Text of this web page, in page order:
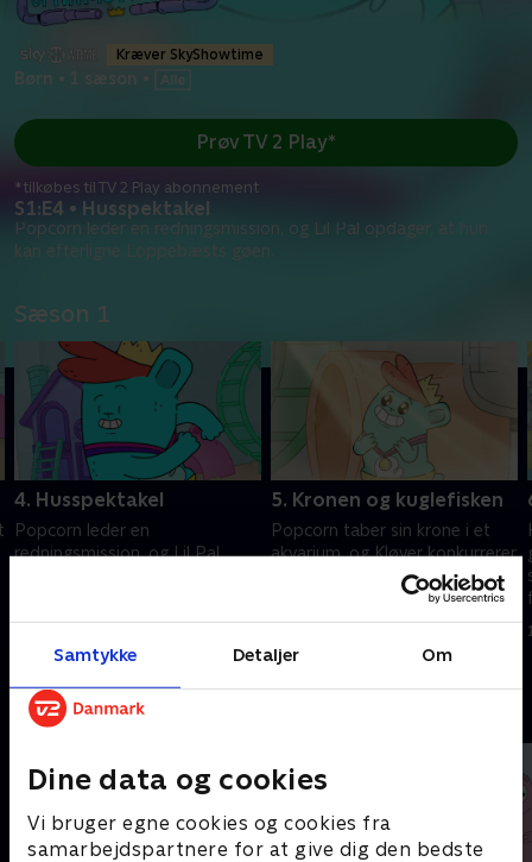
Samtykke Detaljer Om
Dine data og cookies
Vi bruger egne cookies og cookies fra
samarbejdspartnere for at give dig den bedste
Kræver SkyShowtime
Børn • 1 sæson •
S1:E4 • Husspektakel
Popcorn leder en redningsmission, og Lil Pal opdager, at hun
kan efterligne Loppebæsts gøen.
Prøv TV 2 Play*
*tilkøbes til TV 2 Play abonnement
Sæson 1
4. Husspektakel
Popcorn leder en
redningsmission, og Lil Pal
5. Kronen og kuglefisken
Popcorn taber sin krone i et
akvarium, og Kløver konkurrerer
i en lokal skønhedskonkurrence
Andre så også